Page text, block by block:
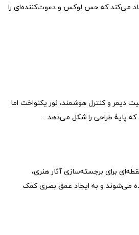
می‌کند که حس لوکس و دعوت‌کننده‌ای را
دیمر و کنترل هوشمند، نور یکنواخت اما
پایهٔ طراحی را شکل می‌دهد .
برای برجسته‌سازی آثار هنری،
می‌شوند و به ایجاد عمق بصری کمک